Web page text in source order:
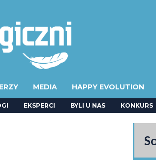
MEDIA HAPPY EVOLUTION
EKSPERCI BYLI U NAS KONKURS